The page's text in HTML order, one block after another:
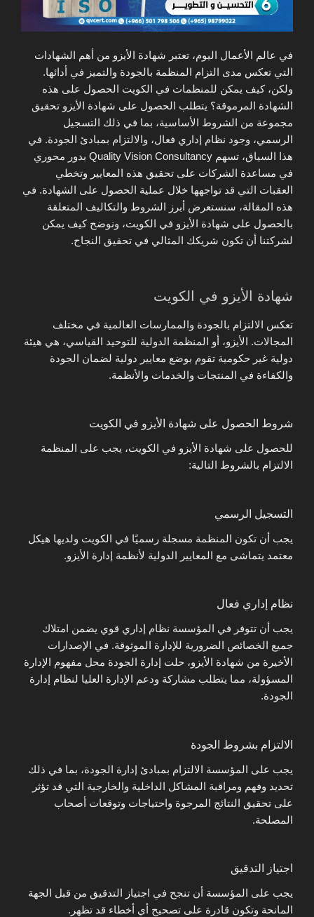
في عالم الأعمال اليوم، تعتبر شهادة الأيزو من أهم الشهادات
التي تعكس مدى التزام المنظمة بالجودة والتميز في أدائها.
ولكن، كيف يمكن للمنظمات في الكويت الحصول على هذه
الشهادة المرموقة؟ يتطلب الحصول على شهادة الأيزو تحقيق
مجموعة من الشروط الأساسية، بما في ذلك التسجيل
الرسمي، وجود نظام إداري فعال، والالتزام بمبادئ الجودة. في
هذا السياق، تسهم Quality Vision Consultancy بدور محوري
في مساعدة الشركات على تحقيق هذه المعايير وتخطي
العقبات التي قد تواجهها خلال عملية الحصول على الشهادة. في
هذه المقالة، سنستعرض أبرز الشروط والتكاليف المتعلقة
بالحصول على شهادة الأيزو في الكويت، ونوضح كيف يمكن
لشركتنا أن تكون شريكك المثالي في تحقيق النجاح.
شهادة الأيزو في الكويت
تعكس الالتزام بالجودة والممارسات العالمية في مختلف
المجالات. الأيزو، أو المنظمة الدولية للتوحيد القياسي، هي هيئة
دولية غير حكومية تقوم بوضع معايير دولية لضمان الجودة
والكفاءة في المنتجات والخدمات والأنظمة.
شروط الحصول على شهادة الأيزو في الكويت
للحصول على شهادة الأيزو في الكويت، يجب على المنظمة
الالتزام بالشروط التالية:
التسجيل الرسمي
يجب أن تكون المنظمة مسجلة رسميًا في الكويت ولديها هيكل
معتمد يتماشى مع المعايير الدولية لأنظمة إدارة الأيزو.
نظام إداري فعال
يجب أن تتوفر في المؤسسة نظام إداري قوي يضمن امتلاك
جميع الخصائص الضرورية للإدارة الموثوقة. في الإصدارات
الأخيرة من شهادة الأيزو، حلت إدارة الجودة محل مفهوم الإدارة
المسؤولة، مما يتطلب مشاركة ودعم الإدارة العليا لنظام إدارة
الجودة.
الالتزام بشروط الجودة
يجب على المؤسسة الالتزام بمبادئ إدارة الجودة، بما في ذلك
تحديد وفهم ومراقبة المشاكل الداخلية والخارجية التي قد تؤثر
على تحقيق النتائج المرجوة واحتياجات وتوقعات أصحاب
المصلحة.
اجتياز التدقيق
يجب على المؤسسة أن تنجح في اجتياز التدقيق من قبل الجهة
المانحة وتكون قادرة على تصحيح أي أخطاء قد تظهر.